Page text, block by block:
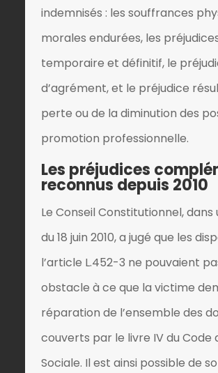
indemnisés : les souffrances
morales endurées, les
temporaire et définitif, le
d’agrément, et le préjudice
perte ou de la diminution des
promotion professionnelle.
Les préjudices
reconnus depuis 2010
Le Conseil Constitutionnel, dans
du 18 juin 2010, a jugé que les
l’article L.452-3 ne pouvaient
obstacle à ce que la victime
réparation de l’ensemble des
couverts par le livre IV du Code
Sociale. Il est ainsi possible de